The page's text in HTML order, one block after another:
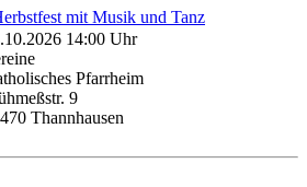
mit Musik und Tanz
14:00 Uhr
Pfarrheim
9
Thannhausen